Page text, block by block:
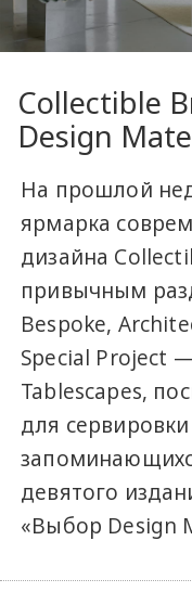
Collectible
Design Mate
На прошлой
ярмарка
дизайна
привычным
Bespoke,
Special Project
Tablescapes,
для
девятого
«Выбор Design